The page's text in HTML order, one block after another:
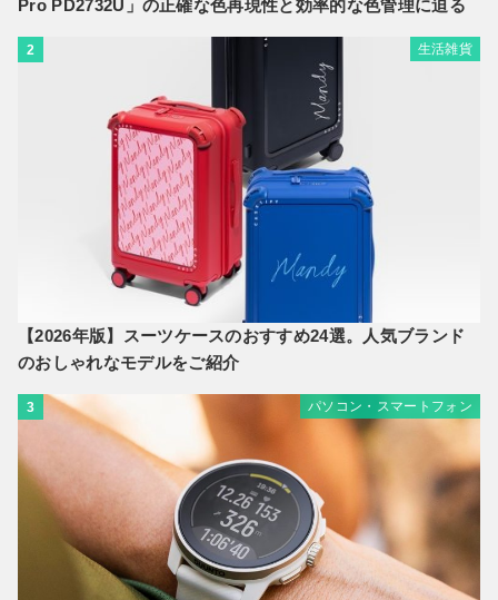
Pro PD2732U」の正確な色再現性と効率的な色管理に迫る
2 生活雑貨
【2026年版】スーツケースのおすすめ24選。人気ブランド
のおしゃれなモデルをご紹介
3 パソコン・スマートフォン